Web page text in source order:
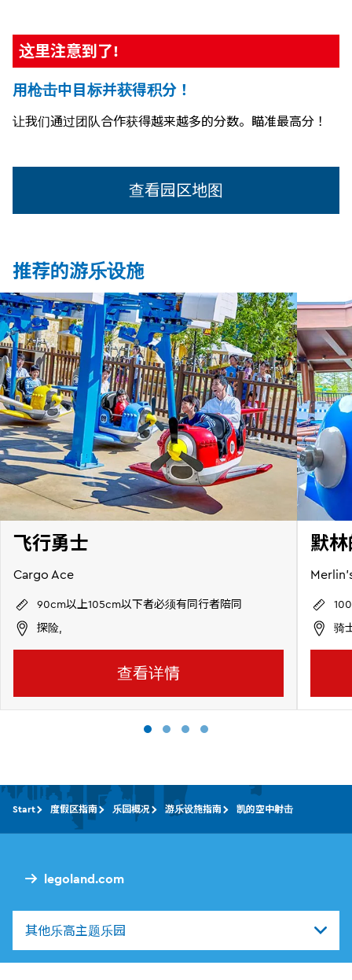
这里注意到了!
用枪击中目标并获得积分！
让我们通过团队合作获得越来越多的分数。瞄准最高分！
查看园区地图
推荐的游乐设施
飞行勇士
Cargo Ace
90cm以上105cm以下者必须有同行者陪同
探险,
查看详情
默
骑
legoland.com
其他乐高主题乐园
Start 度假区指南 乐园概况 游乐设施指南 凯的空中射击